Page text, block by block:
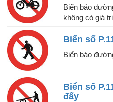
Biển báo
không có giá
Biển số
Biển báo
Biển số
đẩy